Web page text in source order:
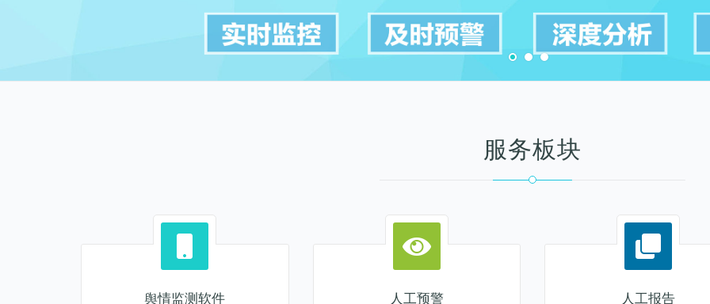
服务板块
舆情监测软件 人工预警 人工报告